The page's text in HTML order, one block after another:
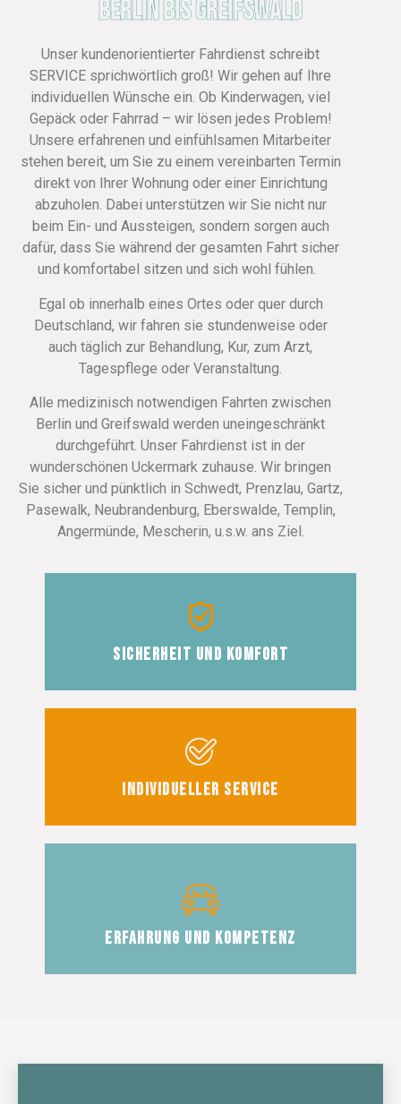
Berlin bis Greifswald
Unser kundenorientierter Fahrdienst schreibt
SERVICE sprichwörtlich groß! Wir gehen auf Ihre
individuellen Wünsche ein. Ob Kinderwagen, viel
Gepäck oder Fahrrad – wir lösen jedes Problem!
Unsere erfahrenen und einfühlsamen Mitarbeiter
stehen bereit, um Sie zu einem vereinbarten Termin
direkt von Ihrer Wohnung oder einer Einrichtung
abzuholen. Dabei unterstützen wir Sie nicht nur
beim Ein- und Aussteigen, sondern sorgen auch
dafür, dass Sie während der gesamten Fahrt sicher
und komfortabel sitzen und sich wohl fühlen.
Egal ob innerhalb eines Ortes oder quer durch
Deutschland, wir fahren sie stundenweise oder
auch täglich zur Behandlung, Kur, zum Arzt,
Tagespflege oder Veranstaltung.
Alle medizinisch notwendigen Fahrten zwischen
Berlin und Greifswald werden uneingeschränkt
durchgeführt. Unser Fahrdienst ist in der
wunderschönen Uckermark zuhause. Wir bringen
Sie sicher und pünktlich in Schwedt, Prenzlau, Gartz,
Pasewalk, Neubrandenburg, Eberswalde, Templin,
Angermünde, Mescherin, u.s.w. ans Ziel.
Sicherheit und Komfort
Individueller Service
Erfahrung und Kompetenz